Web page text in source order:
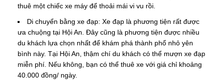
thuê một chiếc xe máy để thoải mái vi vu rồi.
Di chuyển bằng xe đạp: Xe đạp là phương tiện rất được
ưa chuộng tại Hội An. Đây cũng là phương tiện được nhiều
du khách lựa chọn nhất để khám phá thành phổ nhỏ yên
bình này. Tại Hội An, thậm chí du khách có thể mượn xe đạp
miễn phí. Nếu không, bạn có thể thuê xe với giá chỉ khoảng
40.000 đồng/ ngày.